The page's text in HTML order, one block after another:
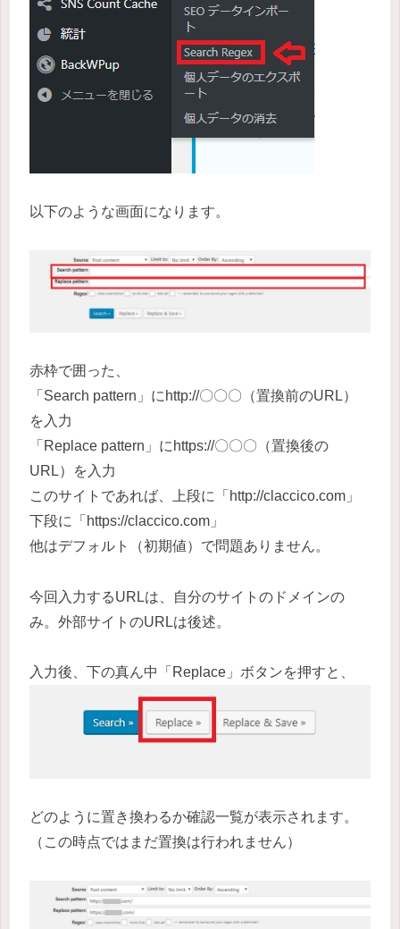
以下のような画面になります。
赤枠で囲った、
「Search pattern」にhttp://〇〇〇（置換前のURL）
を入力
「Replace pattern」にhttps://〇〇〇（置換後の
URL）を入力
このサイトであれば、上段に「http://claccico.com」
下段に「https://claccico.com」
他はデフォルト（初期値）で問題ありません。
今回入力するURLは、自分のサイトのドメインの
み。外部サイトのURLは後述。
入力後、下の真ん中「Replace」ボタンを押すと、
どのように置き換わるか確認一覧が表示されます。
（この時点ではまだ置換は行われません）